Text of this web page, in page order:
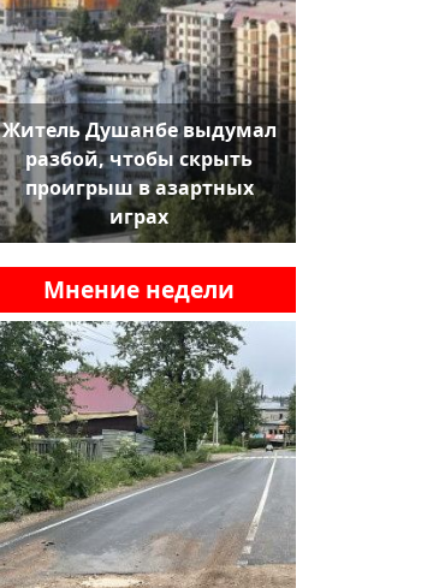
Житель Душанбе выдумал
разбой, чтобы скрыть
проигрыш в азартных
играх
Мнение недели